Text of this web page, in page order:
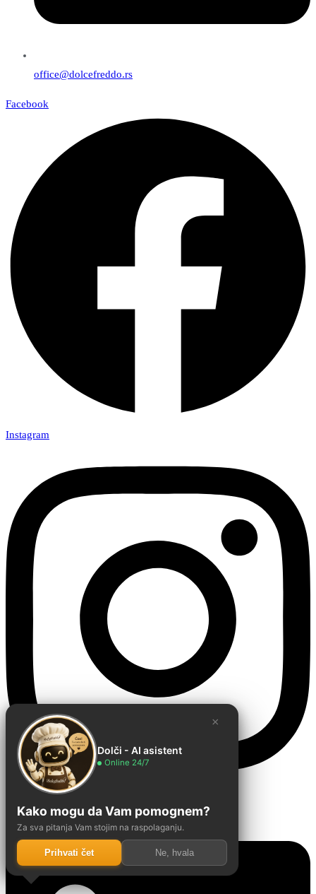
office@dolcefreddo.rs
Facebook
Instagram
Linkedin
×
Dolči - AI asistent
Online 24/7
Kako mogu da Vam pomognem?
Za sva pitanja Vam stojim na raspolaganju.
Prihvati čet Ne, hvala